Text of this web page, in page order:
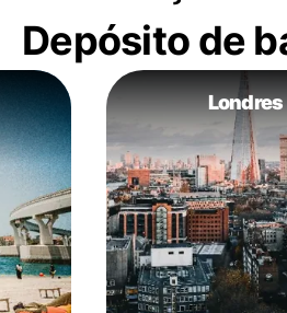
Depósito de
Londres